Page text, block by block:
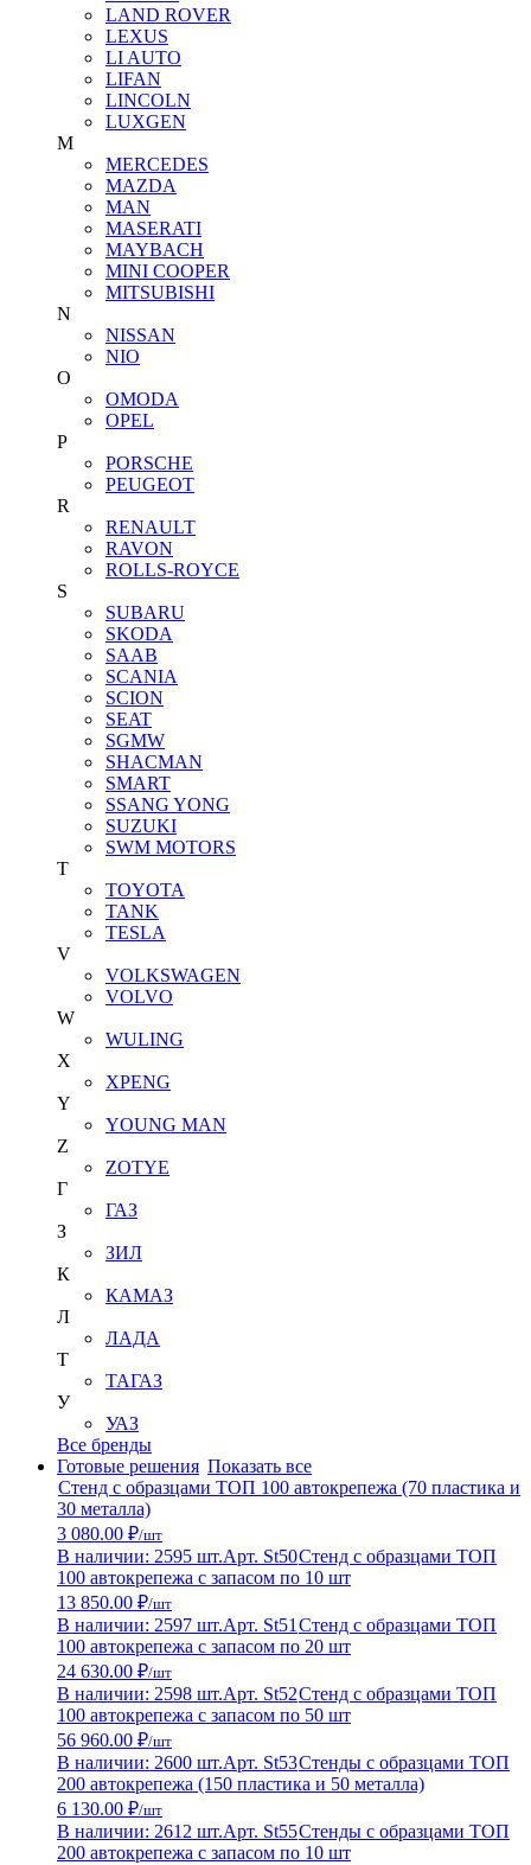
LAND ROVER
LEXUS
LI AUTO
LIFAN
LINCOLN
LUXGEN
M
MERCEDES
MAZDA
MAN
MASERATI
MAYBACH
MINI COOPER
MITSUBISHI
N
NISSAN
NIO
O
OMODA
OPEL
P
PORSCHE
PEUGEOT
R
RENAULT
RAVON
ROLLS-ROYCE
S
SUBARU
SKODA
SAAB
SCANIA
SCION
SEAT
SGMW
SHACMAN
SMART
SSANG YONG
SUZUKI
SWM MOTORS
T
TOYOTA
TANK
TESLA
V
VOLKSWAGEN
VOLVO
W
WULING
X
XPENG
Y
YOUNG MAN
Z
ZOTYE
Г
ГАЗ
З
ЗИЛ
К
КАМАЗ
Л
ЛАДА
Т
ТАГАЗ
У
УАЗ
Все бренды
Готовые решения Показать все
Стенд с образцами ТОП 100 автокрепежа (70 пластика и
30 металла)
3 080.00 ₽/шт
В наличии: 2595 шт.Арт. St50Стенд с образцами ТОП
100 автокрепежа с запасом по 10 шт
13 850.00 ₽/шт
В наличии: 2597 шт.Арт. St51 Стенд с образцами ТОП
100 автокрепежа с запасом по 20 шт
24 630.00 ₽/шт
В наличии: 2598 шт.Арт. St52Стенд с образцами ТОП
100 автокрепежа с запасом по 50 шт
56 960.00 ₽/шт
В наличии: 2600 шт.Арт. St53Стенды с образцами ТОП
200 автокрепежа (150 пластика и 50 металла)
6 130.00 ₽/шт
В наличии: 2612 шт.Арт. St55Стенды с образцами ТОП
200 автокрепежа с запасом по 10 шт